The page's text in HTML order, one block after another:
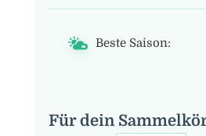
Beste Saison:
Für dein